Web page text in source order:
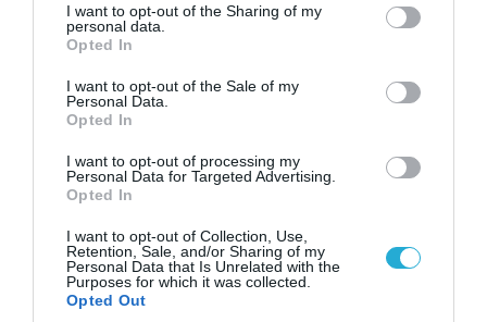
not limited to your visit or usage behaviour. You may click to
grant or deny consent to Google and its third-party tags to
use your data for below specified purposes in below Google
consent section.
I want to opt-out of the Sharing of my
personal data.
Opted In
I want to opt-out of the Sale of my
Personal Data.
Opted In
I want to opt-out of processing my
Personal Data for Targeted Advertising.
Opted In
I want to opt-out of Collection, Use,
Retention, Sale, and/or Sharing of my
Personal Data that Is Unrelated with the
Purposes for which it was collected.
Opted Out
05.08.2026 | 15:02
Ρωσικός πύραυλος με κεφαλή διασποράς
μεγαλύτερα κέντρα διανομής στο Κίεβο
(βίντεο)